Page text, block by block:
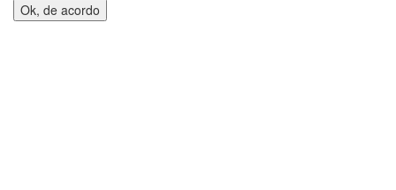
Ok, de acordo